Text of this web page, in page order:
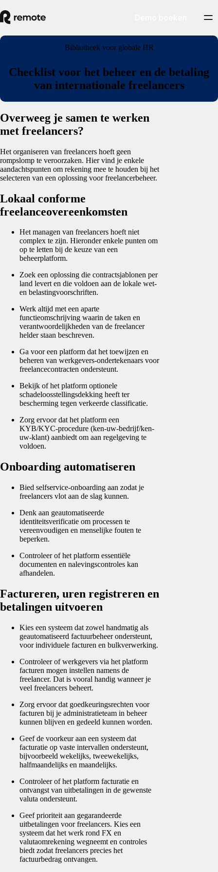
Bibliotheek voor globale HR
Checklist voor het beheer en de betaling
van internationale freelancers
Overweeg je samen te werken
met freelancers?
Het organiseren van freelancers hoeft geen
rompslomp te veroorzaken. Hier vind je enkele
aandachtspunten om rekening mee te houden bij het
selecteren van een oplossing voor freelancerbeheer.
Lokaal conforme
freelanceovereenkomsten
Het managen van freelancers hoeft niet
complex te zijn. Hieronder enkele punten om
op te letten bij de keuze van een
beheerplatform.
Zoek een oplossing die contractsjablonen per
land levert en die voldoen aan de lokale wet-
en belastingvoorschriften.
Werk altijd met een aparte
functieomschrijving waarin de taken en
verantwoordelijkheden van de freelancer
helder staan beschreven.
Ga voor een platform dat het toewijzen en
beheren van werkgevers-ondertekenaars voor
freelancecontracten ondersteunt.
Bekijk of het platform optionele
schadeloosstellingsdekking heeft ter
bescherming tegen verkeerde classificatie.
Zorg ervoor dat het platform een
KYB/KYC-procedure (ken-uw-bedrijf/ken-
uw-klant) aanbiedt om aan regelgeving te
voldoen.
Onboarding automatiseren
Bied selfservice-onboarding aan zodat je
freelancers vlot aan de slag kunnen.
Denk aan geautomatiseerde
identiteitsverificatie om processen te
vereenvoudigen en menselijke fouten te
beperken.
Controleer of het platform essentiële
documenten en nalevingscontroles kan
afhandelen.
Factureren, uren registreren en
betalingen uitvoeren
Kies een systeem dat zowel handmatig als
geautomatiseerd factuurbeheer ondersteunt,
voor individuele facturen en bulkverwerking.
Controleer of werkgevers via het platform
facturen mogen instellen namens de
freelancer. Dat is vooral handig wanneer je
veel freelancers beheert.
Zorg ervoor dat goedkeuringsrechten voor
facturen bij je administratieteam in beheer
kunnen blijven en gedeeld kunnen worden.
Geef de voorkeur aan een systeem dat
facturatie op vaste intervallen ondersteunt,
bijvoorbeeld wekelijks, tweewekelijks,
halfmaandelijks en maandelijks.
Controleer of het platform facturatie en
ontvangst van uitbetalingen in de gewenste
valuta ondersteunt.
Geef prioriteit aan gegarandeerde
uitbetalingen voor freelancers. Kies een
systeem dat het werk rond FX en
valutaomrekening wegneemt en controles
biedt zodat freelancers precies het
factuurbedrag ontvangen.